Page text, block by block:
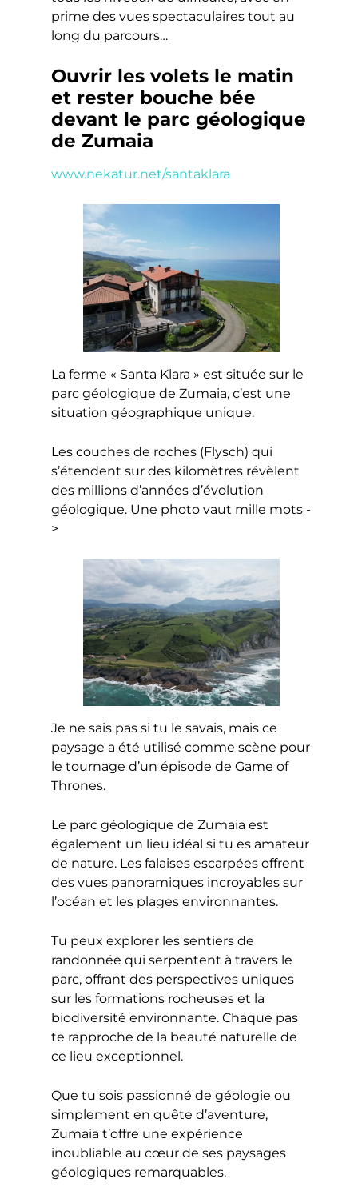
prime des vues spectaculaires tout au
long du parcours…
Ouvrir les volets le matin
et rester bouche bée
devant le parc géologique
de Zumaia
www.nekatur.net/santaklara
La ferme « Santa Klara » est située sur le
parc géologique de Zumaia, c’est une
situation géographique unique.
Les couches de roches (Flysch) qui
s’étendent sur des kilomètres révèlent
des millions d’années d’évolution
géologique. Une photo vaut mille mots -
>
Je ne sais pas si tu le savais, mais ce
paysage a été utilisé comme scène pour
le tournage d’un épisode de Game of
Thrones.
Le parc géologique de Zumaia est
également un lieu idéal si tu es amateur
de nature. Les falaises escarpées offrent
des vues panoramiques incroyables sur
l’océan et les plages environnantes.
Tu peux explorer les sentiers de
randonnée qui serpentent à travers le
parc, offrant des perspectives uniques
sur les formations rocheuses et la
biodiversité environnante. Chaque pas
te rapproche de la beauté naturelle de
ce lieu exceptionnel.
Que tu sois passionné de géologie ou
simplement en quête d’aventure,
Zumaia t’offre une expérience
inoubliable au cœur de ses paysages
géologiques remarquables.